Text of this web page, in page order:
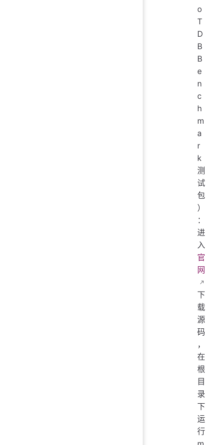
o
T
D
B
B
e
n
c
h
m
a
r
k
测
试
包
）
：
进
入
官
网
下
载
源
码
，
在
根
目
录
下
运
行